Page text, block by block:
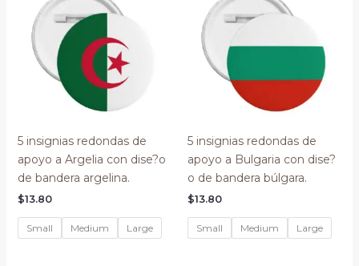
5 insignias redondas de
apoyo a Argelia con dise?o
de bandera argelina.
$13.80
Small Medium Large
5 insignias redondas de
apoyo a Bulgaria con dise?
o de bandera búlgara.
$13.80
Small Medium Large